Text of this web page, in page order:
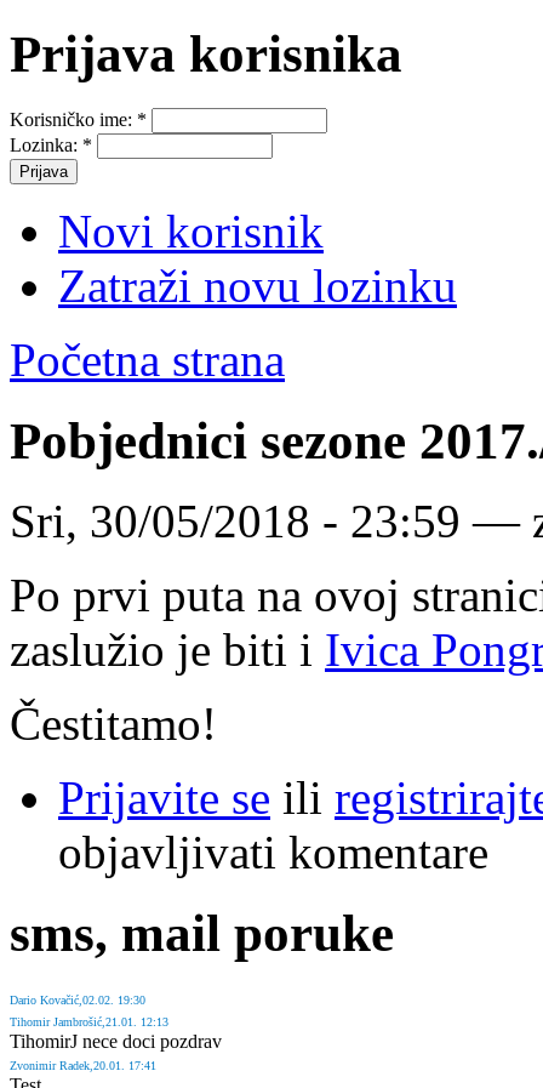
Prijava korisnika
Korisničko ime: *
Lozinka: *
Novi korisnik
Zatraži novu lozinku
Početna strana
Pobjednici sezone
Sri, 30/05/2018 - 23:59 —
Po prvi puta na ovoj
zaslužio je biti i Ivica
Čestitamo!
Prijavite se ili
objavljivati komentare
sms, mail poruke
Dario Kovačić,02.02. 19:30
TihomirJambrošić,21.01. 12:13
TihomirJ nece doci pozdrav
ZvonimirRadek,20.01. 17:41